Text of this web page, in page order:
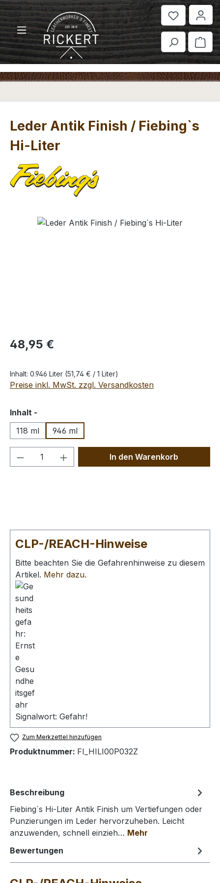
Zum Hauptinhalt springen
Leder Antik Finish / Fiebing`s
Hi-Liter
Bildergalerie überspringen
Regulärer Preis:
48,95 €
Inhalt: 0.946 Liter (51,74 € / 1 Liter)
Preise inkl. MwSt. zzgl. Versandkosten
Inhalt -
118 ml
946 ml
Produkt Anzahl: Gib denIn den Warenkorb
CLP-/REACH-Hinweise
Bitte beachten Sie die Gefahrenhinweise zu diesem
Artikel. Mehr dazu.
Signalwort: Gefahr!
Zum Merkzettel hinzufügen
Produktnummer: FI_HILI00P032Z
Beschreibung
Fiebing`s Hi-Liter Antik Finish um Vertiefungen oder
Punzierungen im Leder hervorzuheben. Leicht
anzuwenden, schnell einzieh… Mehr
Bewertungen